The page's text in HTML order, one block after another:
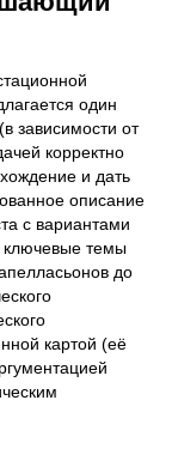
один
зависимости от
корректно
и дать
описание
с вариантами
ключевые темы
до
картой (её